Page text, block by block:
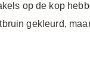
op de kop
gekleurd,